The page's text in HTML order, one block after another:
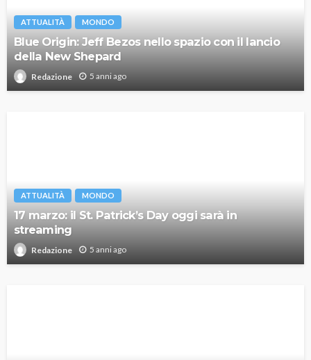
ATTUALITÀ MONDO
Blue Origin: Jeff Bezos nello spazio con il lancio
della New Shepard
Redazione 5 anni ago
ATTUALITÀ MONDO
17 marzo: il St. Patrick’s Day oggi sarà in
streaming
Redazione 5 anni ago